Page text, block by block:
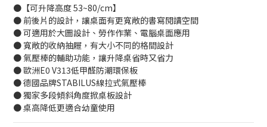
●【可升降高度 53~80/cm】
● 前後片的設計，讓桌面有更寬敞的書寫閱讀空間
● 可適用於大圖設計、勞作作業、電腦桌面應用
● 寬敞的收納抽屜，有大小不同的格間設計
● 氣壓棒的輔助功能，讓升降桌省時又省力
● 歐洲E0 V313低甲醛防潮環保板
● 德國品牌STABILUS線拉式氣壓棒
● 獨家多段傾斜角度掀桌板設計
● 桌高降低更適合幼童使用